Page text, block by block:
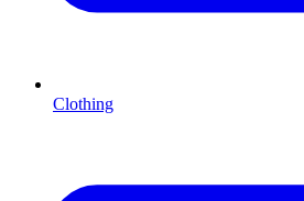
Clothing